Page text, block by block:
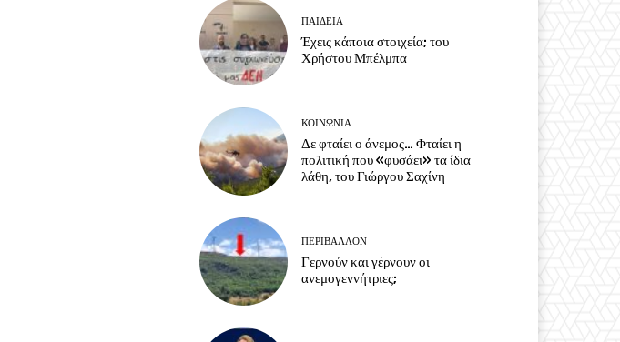
ΠΑΙΔΕΙΑ
Έχεις κάποια στοιχεία; του
Χρήστου Μπέλμπα
ΚΟΙΝΩΝΙΑ
Δε φταίει ο άνεμος… Φταίει η
πολιτική που «φυσάει» τα ίδια
λάθη, του Γιώργου Σαχίνη
ΠΕΡΙΒΆΛΛΟΝ
Γερνούν και γέρνουν οι
ανεμογεννήτριες;